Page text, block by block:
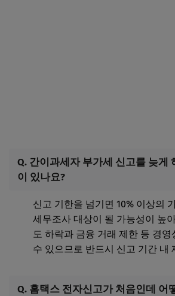
Q. 간이과세자 부가세 신고를 늦게
이 있나요?
신고 기한을 넘기면 10% 이상의
세무조사 대상이 될 가능성이 높
도 하락과 금융 거래 제한 등 경
수 있으므로 반드시 신고 기간 내
Q. 홈택스 전자신고가 처음인데 어